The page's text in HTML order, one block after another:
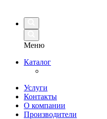
Меню
Каталог
Услуги
Контакты
О компании
Производители